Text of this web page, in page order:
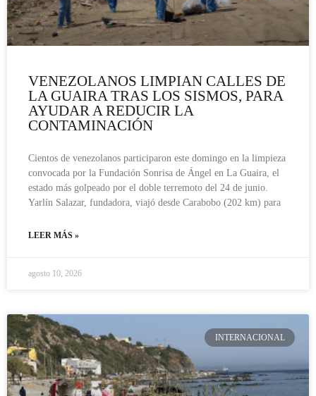
VENEZOLANOS LIMPIAN CALLES DE
LA GUAIRA TRAS LOS SISMOS, PARA
AYUDAR A REDUCIR LA
CONTAMINACIÓN
Cientos de venezolanos participaron este domingo en la limpieza
convocada por la Fundación Sonrisa de Ángel en La Guaira, el
estado más golpeado por el doble terremoto del 24 de junio.
Yarlín Salazar, fundadora, viajó desde Carabobo (202 km) para
LEER MÁS »
agosto 10, 2026
INTERNACIONAL